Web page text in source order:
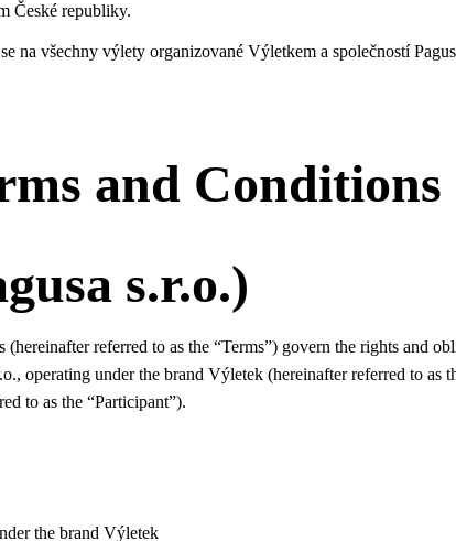
České republiky.
na všechny výlety organizované Výletkem a společností
and Conditions
s.r.o.)
referred to as the “Terms”) govern the rights and
operating under the brand Výletek (hereinafter referred to as
to as the “Participant”).
the brand Výletek